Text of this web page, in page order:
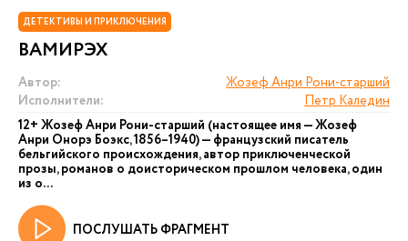
ДЕТЕКТИВЫ И ПРИКЛЮЧЕНИЯ
ВАМИРЭХ
Автор:
Жозеф Анри Рони-старший
Исполнители:
Петр Каледин
12+ Жозеф Анри Рони-старший (настоящее имя — Жозеф
Анри Онорэ Боэкс, 1856–1940) — французский писатель
бельгийского происхождения, автор приключенческой
прозы, романов о доисторическом прошлом человека, один
из о...
ПОСЛУШАТЬ ФРАГМЕНТ